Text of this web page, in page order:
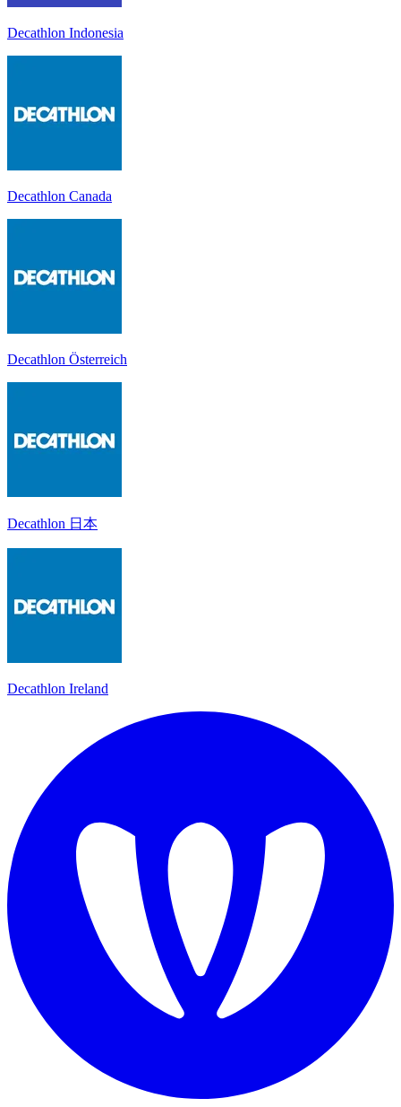
Decathlon Indonesia
Decathlon Canada
Decathlon Österreich
Decathlon 日本
Decathlon Ireland